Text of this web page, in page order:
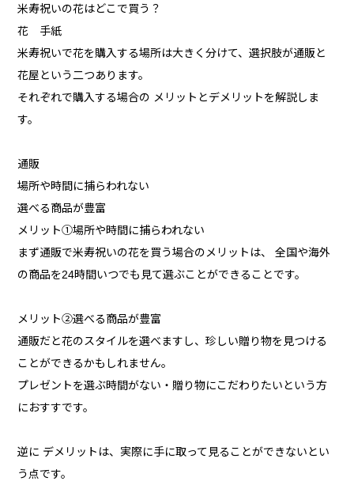
米寿祝いの花はどこで買う？
花 手紙
米寿祝いで花を購入する場所は大きく分けて、選択肢が通販と
花屋という二つあります。
それぞれで購入する場合の メリットとデメリットを解説しま
す。
通販
場所や時間に捕らわれない
選べる商品が豊富
メリット①場所や時間に捕らわれない
まず通販で米寿祝いの花を買う場合のメリットは、 全国や海外
の商品を24時間いつでも見て選ぶことができることです。
メリット②選べる商品が豊富
通販だと花のスタイルを選べますし、珍しい贈り物を見つける
ことができるかもしれません。
プレゼントを選ぶ時間がない・贈り物にこだわりたいという方
におすすです。
逆に デメリットは、実際に手に取って見ることができないとい
う点です。